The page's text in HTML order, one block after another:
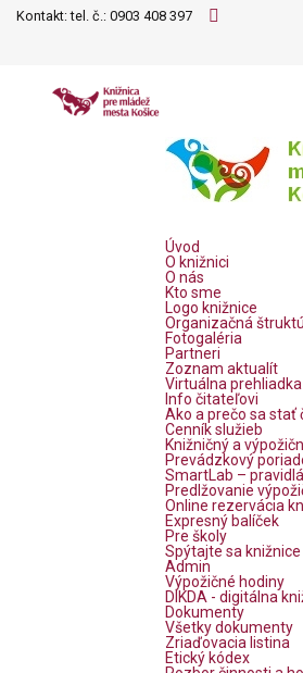
Kontakt: tel. č.: 0903 408 397
Úvod
O knižnici
O nás
Kto sme
Logo knižnice
Organizačná
Fotogaléria
Partneri
Zoznam aktualít
Virtuálna prehliadka
Info čitateľovi
Ako a prečo sa stať
Cenník služieb
Knižničný a
Prevádzkový
SmartLab –
Predlžovanie
Online rezervácia
Expresný balíček
Pre školy
Spýtajte sa knižnice
Admin
Výpožičné hodiny
DIKDA - digitálna
Dokumenty
Všetky dokumenty
Zriaďovacia listina
Etický kódex